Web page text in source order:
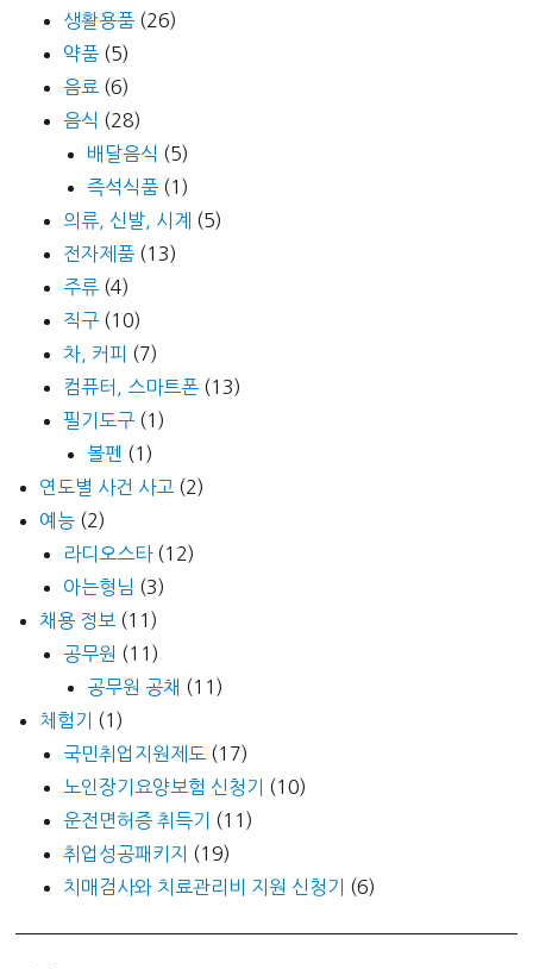
생활용품 (26)
약품 (5)
음료 (6)
음식 (28)
배달음식 (5)
즉석식품 (1)
의류, 신발, 시계 (5)
전자제품 (13)
주류 (4)
직구 (10)
차, 커피 (7)
컴퓨터, 스마트폰 (13)
필기도구 (1)
볼펜 (1)
연도별 사건 사고 (2)
예능 (2)
라디오스타(12)
아는형님 (3)
채용 정보 (11)
공무원 (11)
공무원 공채 (11)
체험기
(1)
국민취업지원제도 (17)
노인장기요양보험 신청기
(10)
운전면허증 취득기
(11)
취업성공패키지
(19)
치매검사와 치료관리비 지원 신청기
(6)